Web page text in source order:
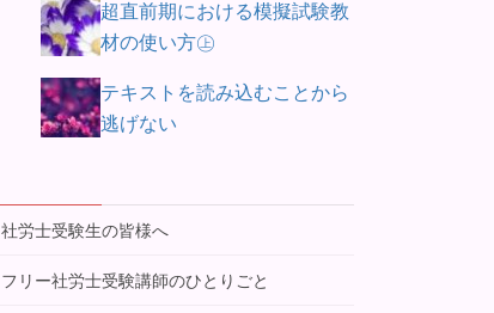
超直前期における模擬試験教
材の使い方㊤
テキストを読み込むことから
逃げない
社労士受験生の皆様へ
フリー社労士受験講師のひとりごと